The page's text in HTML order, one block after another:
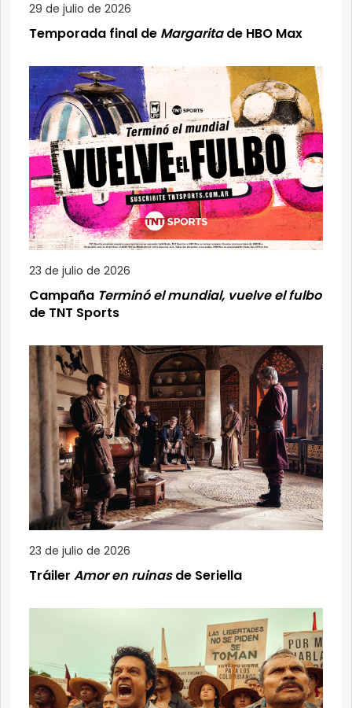
29 de julio de 2026
Temporada final de Margaritade HBO Max
23 de julio de 2026
Campaña Terminó el mundial, vuelve el fulbo
de TNT Sports
23 de julio de 2026
Tráiler Amor en ruinasde Seriella